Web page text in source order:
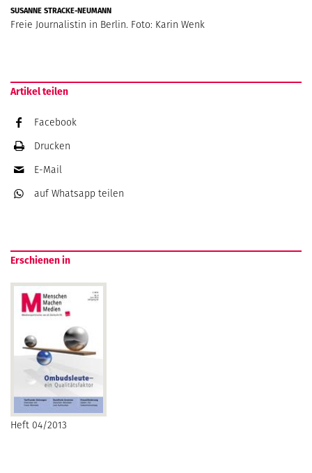
SUSANNE STRACKE-NEUMANN
Freie Journalistin in Berlin. Foto: Karin Wenk
Artikel teilen
Facebook
Drucken
E-Mail
auf Whatsapp teilen
Erschienen in
Heft 04/2013